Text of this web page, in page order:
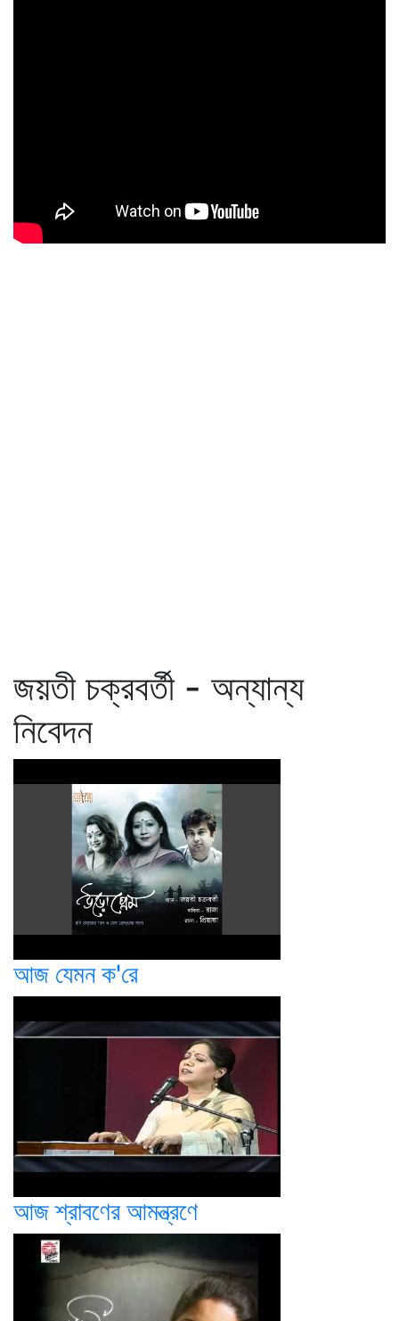
জয়তী চক্রবর্তী - অন্যান্য
নিবেদন
আজ যেমন ক'রে
আজ শ্রাবণের আমন্ত্রণে